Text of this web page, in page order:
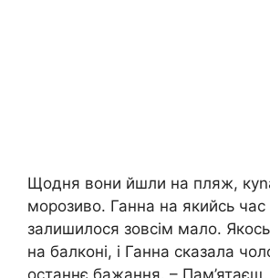
Щодня вони йшли на пляж,
морозиво. Ганна на якийсь час
залишилося зовсім мало.
на балконі, і Ганна сказала
останнє бажання. – Пам’ятаєш,